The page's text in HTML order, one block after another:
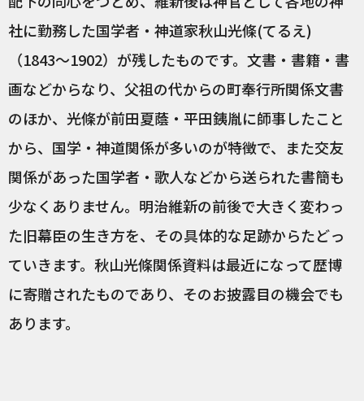
社に勤務した国学者・神道家秋山光條(てるえ)
（1843～1902）が残したものです。文書・書籍・書
画などからなり、父祖の代からの町奉行所関係文書
のほか、光條が前田夏蔭・平田銕胤に師事したこと
から、国学・神道関係が多いのが特徴で、また交友
関係があった国学者・歌人などから送られた書簡も
少なくありません。明治維新の前後で大きく変わっ
た旧幕臣の生き方を、その具体的な足跡からたどっ
ていきます。秋山光條関係資料は最近になって歴博
に寄贈されたものであり、そのお披露目の機会でも
あります。